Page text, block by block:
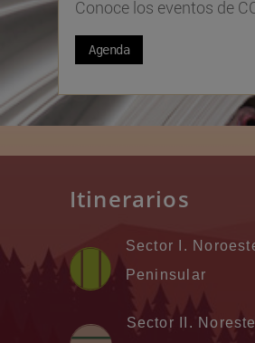
Conoce los eventos de
Agenda
Itinerarios
Sector I.
Peninsular
Sector II. Noreste